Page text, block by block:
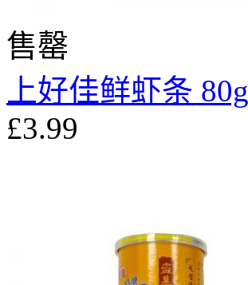
售罄
上好佳鲜虾条 80g
£3.99